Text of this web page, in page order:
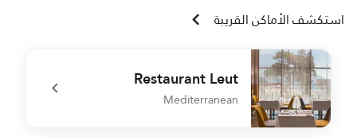
استكشف الأماكن القريبة
Restaurant Leut
Mediterranean